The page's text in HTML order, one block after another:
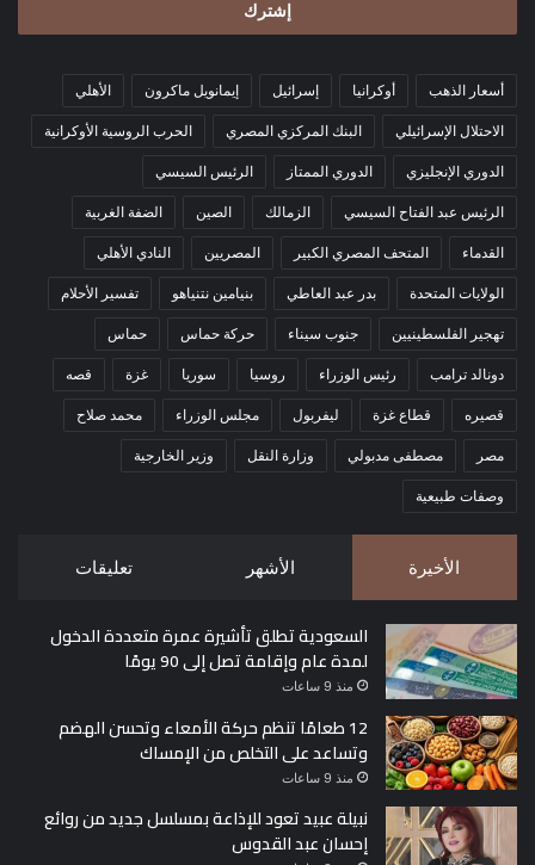
أسعار الذهب أوكرانيا إسرائيل إيمانويل ماكرون الأهلي
الاحتلال الإسرائيلي البنك المركزي المصري الحرب الروسية الأوكرانية
الدوري الإنجليزي الدوري الممتاز الرئيس السيسي
الرئيس عبد الفتاح السيسي الزمالك الصين الضفة الغربية
القدماء المتحف المصري الكبير المصريين النادي الأهلي
الولايات المتحدة بدر عبد العاطي بنيامين نتنياهو تفسير الأحلام
تهجير الفلسطينيين جنوب سيناء حركة حماس حماس
دونالد ترامب رئيس الوزراء روسيا سوريا غزة قصه
قصيره قطاع غزة ليفربول مجلس الوزراء محمد صلاح
مصر مصطفى مدبولي وزارة النقل وزير الخارجية
وصفات طبيعية
الأخيرة الأشهر تعليقات
السعودية تطلق تأشيرة عمرة متعددة الدخول
لمدة عام وإقامة تصل إلى 90 يومًا
منذ 9 ساعات
12 طعامًا تنظم حركة الأمعاء وتحسن الهضم
وتساعد على التخلص من الإمساك
منذ 9 ساعات
نبيلة عبيد تعود للإذاعة بمسلسل جديد من روائع
إحسان عبد القدوس